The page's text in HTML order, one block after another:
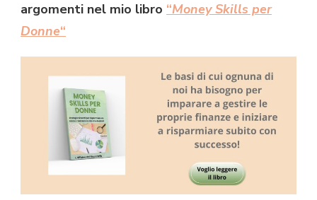
argomenti nel mio libro “Money Skills per
Donne“